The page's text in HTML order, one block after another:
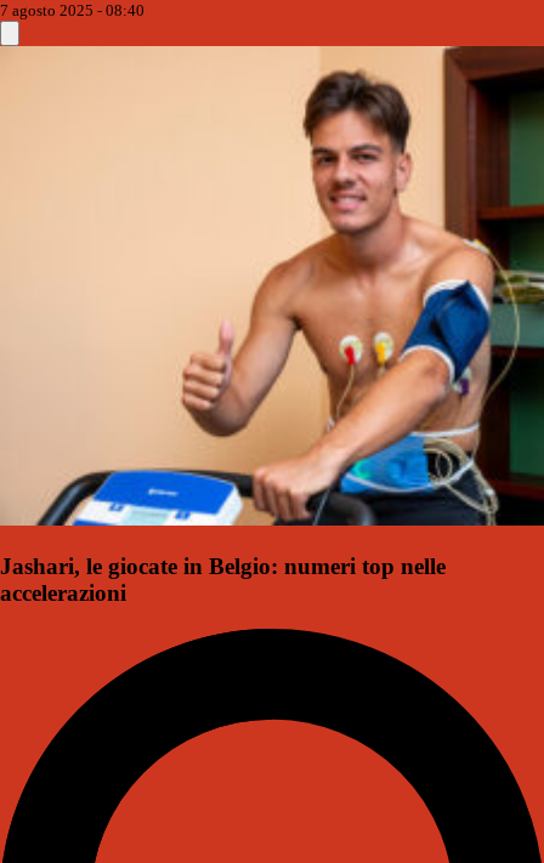
7 agosto 2025 - 08:40
Jashari, le giocate in Belgio: numeri top nelle
accelerazioni